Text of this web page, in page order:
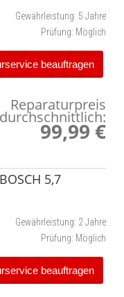
Gewährleistung: 5 Jahre
Prüfung: Möglich
beauftragen
Reparaturpreis
durchschnittlich:
99,99 €
5,7
Gewährleistung: 2 Jahre
Prüfung: Möglich
beauftragen